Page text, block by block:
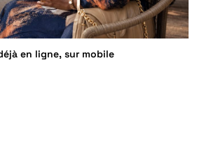
en ligne, sur mobile